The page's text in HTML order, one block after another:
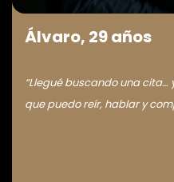
Álvaro, 29 años
“Llegué buscando una
que puedo reír, hablar y